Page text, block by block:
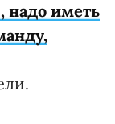
надо иметь